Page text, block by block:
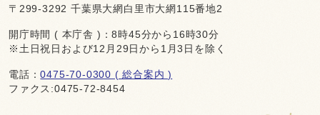
〒299-3292 千葉県大網白里市大網115番地2
開庁時間 ( 本庁舎 )：8時45分から16時30分
※土日祝日および12月29日から1月3日を除く
電話：0475-70-0300 ( 総合案内 )
ファクス:0475-72-8454